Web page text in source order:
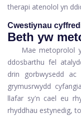
therapi atenolol yn
Cwestiynau
Beth yw
Mae metoprolol
ddosbarthu fel
drin gorbwysedd
grymusrwydd
llafar sy'n cael eu
rhyddhau estynedig,